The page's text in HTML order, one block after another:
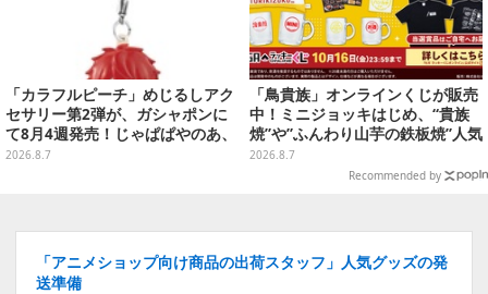
「カラフルピーチ」めじるしアク
セサリー第2弾が、ガシャポンに
て8月4週発売！じゃぱぱやのあ、
シヴァたちメンバー11名分ライン
2026.8.7
「鳥貴族」オンラインくじが販売
中！ミニジョッキはじめ、“貴族
焼”や”ふんわり山芋の鉄板焼”人気
メニューTシャツなどラインナッ
2026.8.7
Recommended by
「アニメショップ向け商品の出荷スタッフ」人気グッズの発
送準備